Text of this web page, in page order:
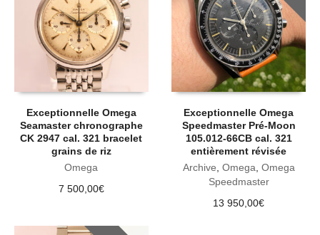
Exceptionnelle Omega
Seamaster chronographe
CK 2947 cal. 321 bracelet
grains de riz
Omega
7 500,00€
Exceptionnelle Omega
Speedmaster Pré-Moon
105.012-66CB cal. 321
entièrement révisée
Archive Omega Omega
Speedmaster
13 950,00€